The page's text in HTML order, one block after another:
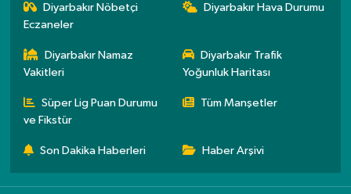
Diyarbakır Nöbetçi
Eczaneler
Diyarbakır Hava Durumu
Diyarbakır Namaz
Vakitleri
Diyarbakır Trafik
Yoğunluk Haritası
Süper Lig Puan Durumu
ve Fikstür
Tüm Manşetler
Son Dakika Haberleri Haber Arşivi